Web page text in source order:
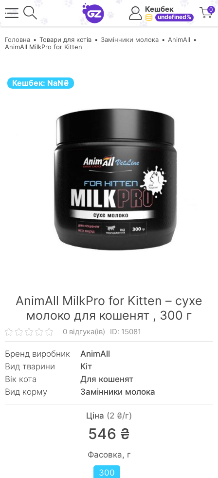
Кешбек
undefined%
0
Головна Товари для котів Замінники молока
AnimAll
AnimAll MilkPro for Kitten
Кешбек: NaN₴
AnimAll MilkPro for Kitten – сухе
молоко для кошенят , 300 г
0 відгука(ів) ID: 15081
Бренд виробник
AnimAll
Вид тварини
Кiт
Вік кота
Для кошенят
Вид корму
Замінники молока
Ціна (2 ₴/г)
546 ₴
Фасовка, г
300